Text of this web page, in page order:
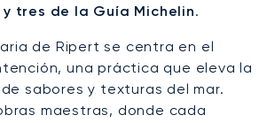
y tres de la Guía Michelin.
de Ripert se centra en el
una práctica que eleva la
sabores y texturas del mar.
maestras, donde cada